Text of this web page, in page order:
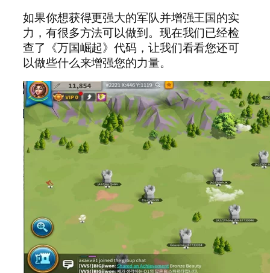
如果你想获得更强大的军队并增强王国的实
力，有很多方法可以做到。现在我们已经检
查了《万国崛起》代码，让我们看看您还可
以做些什么来增强您的力量。